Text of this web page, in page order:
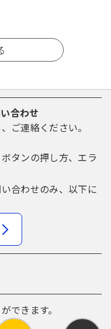
合わせ
ご連絡ください。
タンの押し方、エラ
合わせのみ、以下に
できます。